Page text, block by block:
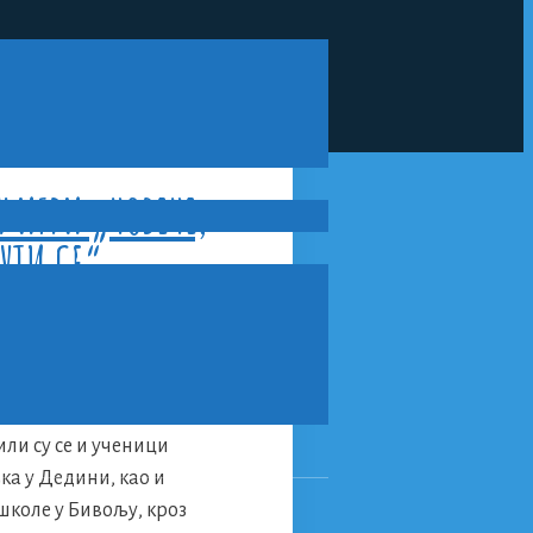
„ЧОВЕЧЕ,
СЕ“
су се и ученици
у Дедини, као и
у Бивољу, кроз